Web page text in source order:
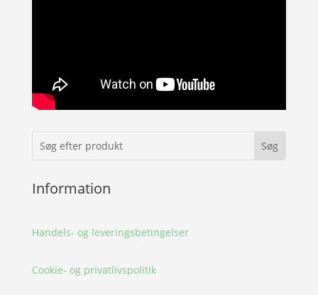
Information
Handels- og leveringsbetingelser
Cookie- og privatlivspolitik